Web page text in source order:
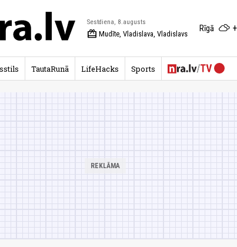
Sestdiena, 8.augusts
redeem Mudīte, Vladislava, Vladislavs
Rīgā
TautaRunā LifeHacks Sports